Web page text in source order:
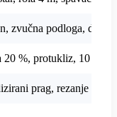
zvučna podloga,
20 %, protukliz, 10 g gar.
prag, rezanje 45°,